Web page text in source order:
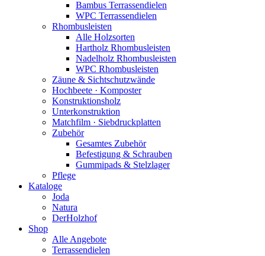
Bambus Terrassendielen
WPC Terrassendielen
Rhombusleisten
Alle Holzsorten
Hartholz Rhombusleisten
Nadelholz Rhombusleisten
WPC Rhombusleisten
Zäune & Sichtschutzwände
Hochbeete · Komposter
Konstruktionsholz
Unterkonstruktion
Matchfilm · Siebdruckplatten
Zubehör
Gesamtes Zubehör
Befestigung & Schrauben
Gummipads & Stelzlager
Pflege
Kataloge
Joda
Natura
DerHolzhof
Shop
Alle Angebote
Terrassendielen